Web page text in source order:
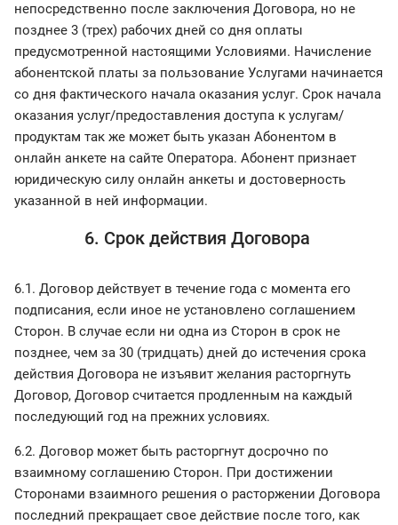
непосредственно после заключения Договора, но не
позднее 3 (трех) рабочих дней со дня оплаты
предусмотренной настоящими Условиями. Начисление
абонентской платы за пользование Услугами начинается
со дня фактического начала оказания услуг. Срок начала
оказания услуг/предоставления доступа к услугам/
продуктам так же может быть указан Абонентом в
онлайн анкете на сайте Оператора. Абонент признает
юридическую силу онлайн анкеты и достоверность
указанной в ней информации.
6. Срок действия Договора
6.1. Договор действует в течение года с момента его
подписания, если иное не установлено соглашением
Сторон. В случае если ни одна из Сторон в срок не
позднее, чем за 30 (тридцать) дней до истечения срока
действия Договора не изъявит желания расторгнуть
Договор, Договор считается продленным на каждый
последующий год на прежних условиях.
6.2. Договор может быть расторгнут досрочно по
взаимному соглашению Сторон. При достижении
Сторонами взаимного решения о расторжении Договора
последний прекращает свое действие после того, как